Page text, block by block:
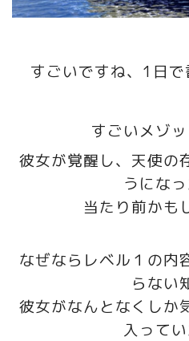
すごいですね、1日で
すごいメゾ
彼女が覚醒し、天使の
うにな
当たり前かも
なぜならレベル１の内
らない
彼女がなんとなくしか
入って